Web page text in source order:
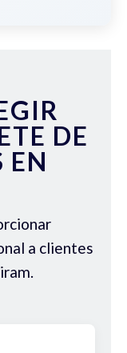
DE
EN
a clientes